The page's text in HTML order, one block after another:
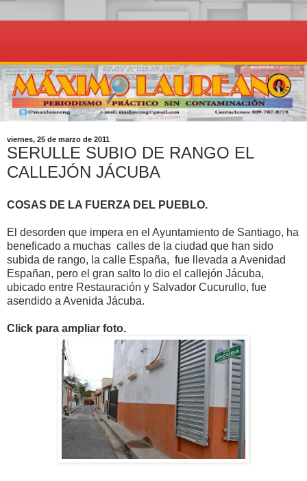
viernes, 25 de marzo de 2011
SERULLE SUBIO DE RANGO EL
CALLEJÓN JÁCUBA
COSAS DE LA FUERZA DEL PUEBLO.
El desorden que impera en el Ayuntamiento de Santiago, ha
beneficado a muchas calles de la ciudad que han sido
subida de rango, la calle España, fue llevada a Avenidad
Españan, pero el gran salto lo dio el callejón Jácuba,
ubicado entre Restauración y Salvador Cucurullo, fue
asendido a Avenida Jácuba.
Click para ampliar foto.